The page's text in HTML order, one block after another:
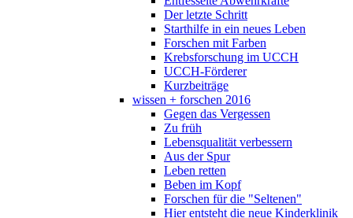
Der letzte Schritt
Starthilfe in ein neues Leben
Forschen mit Farben
Krebsforschung im UCCH
UCCH-Förderer
Kurzbeiträge
wissen + forschen 2016
Gegen das Vergessen
Zu früh
Lebensqualität verbessern
Aus der Spur
Leben retten
Beben im Kopf
Forschen für die "Seltenen"
Hier entsteht die neue Kinderklinik